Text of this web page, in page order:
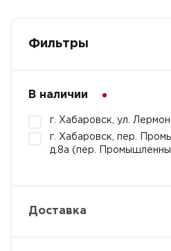
Фильтры
В наличии
г. Хабаровск, ул.
г. Хабаровск, пер.
д.8а (пер.
Доставка